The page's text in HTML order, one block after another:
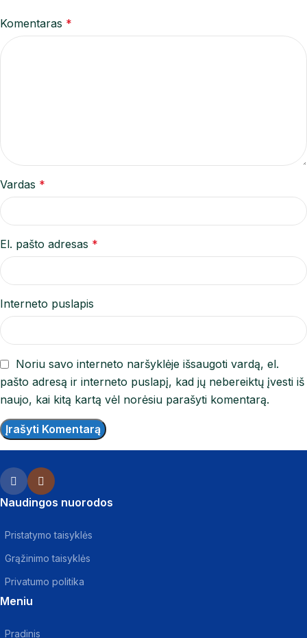
Komentaras *
Vardas *
El. pašto adresas *
Interneto puslapis
Noriu savo interneto naršyklėje išsaugoti vardą, el.
pašto adresą ir interneto puslapį, kad jų nebereiktų įvesti iš
naujo, kai kitą kartą vėl norėsiu parašyti komentarą.
Naudingos nuorodos
Pristatymo taisyklės
Grąžinimo taisyklės
Privatumo politika
Meniu
Pradinis